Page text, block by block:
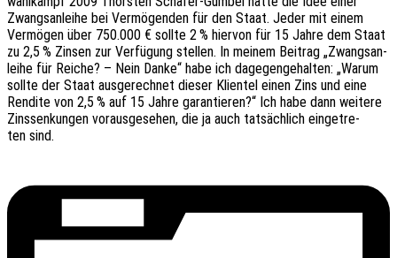
Zwangs­an­lei­he bei Vermö­gen­den für den Staat. Jeder mit einem
Vermö­gen über 750.000 € sollte 2 % hier­von für 15 Jahre dem Staat
zu 2,5 % Zinsen zur Verfü­gung stel­len. In meinem Beitrag „Zwangs­an­
lei­he für Reiche? – Nein Danke“ habe ich dage­gen­ge­hal­ten: „Warum
sollte der Staat ausge­rech­net dieser Klien­tel einen Zins und eine
Rendi­te von 2,5 % auf 15 Jahre garan­tie­ren?“ Ich habe dann weite­re
Zins­sen­kun­gen voraus­ge­se­hen, die ja auch tatsäch­lich einge­tre­
ten sind.